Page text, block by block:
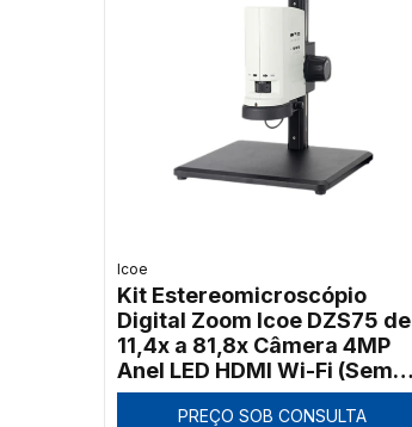
Icoe
Kit Estereomicroscópio
Digital Zoom Icoe DZS75 de
11,4x a 81,8x Câmera 4MP
Anel LED HDMI Wi-Fi (Sem
Tela)
PREÇO SOB CONSULTA